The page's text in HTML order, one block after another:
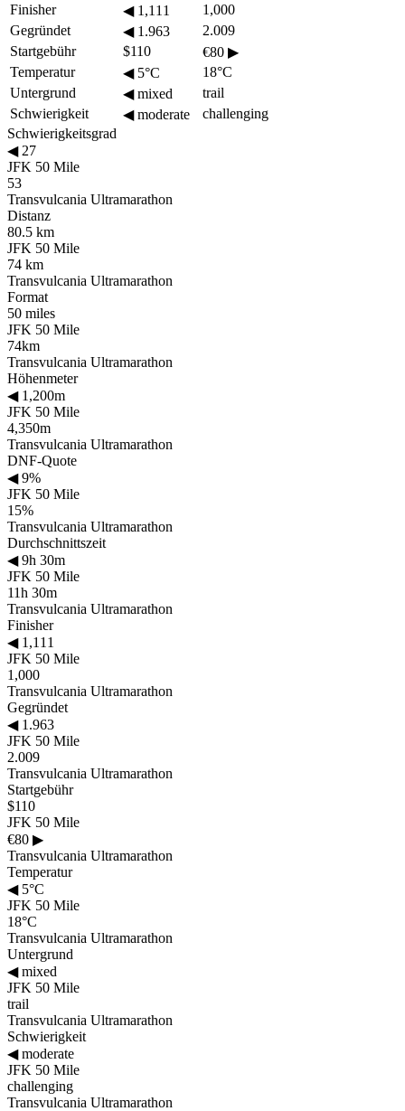
Finisher
◀1,111
1,000
Gegründet
◀1.963
2.009
Startgebühr
$110 €80 ▶
Temperatur
◀5°C
18°C
Untergrund
◀mixed
trail
Schwierigkeit
◀moderate
challenging
Schwierigkeitsgrad
◀27
JFK 50 Mile
53
Transvulcania Ultramarathon
Distanz
80.5 km
JFK 50 Mile
74 km
Transvulcania Ultramarathon
Format
50 miles
JFK 50 Mile
74km
Transvulcania Ultramarathon
Höhenmeter
◀1,200m
JFK 50 Mile
4,350m
Transvulcania Ultramarathon
DNF-Quote
◀9%
JFK 50 Mile
15%
Transvulcania Ultramarathon
Durchschnittszeit
◀9h 30m
JFK 50 Mile
11h 30m
Transvulcania Ultramarathon
Finisher
◀1,111
JFK 50 Mile
1,000
Transvulcania Ultramarathon
Gegründet
◀1.963
JFK 50 Mile
2.009
Transvulcania Ultramarathon
Startgebühr
$110
JFK 50 Mile
€80 ▶
Transvulcania Ultramarathon
Temperatur
◀5°C
JFK 50 Mile
18°C
Transvulcania Ultramarathon
Untergrund
◀mixed
JFK 50 Mile
trail
Transvulcania Ultramarathon
Schwierigkeit
◀moderate
JFK 50 Mile
challenging
Transvulcania Ultramarathon